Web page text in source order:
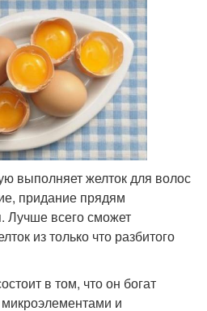
выполняет желток для волос
придание прядям
Лучше всего сможет
из только что разбитого
в том, что он богат
и